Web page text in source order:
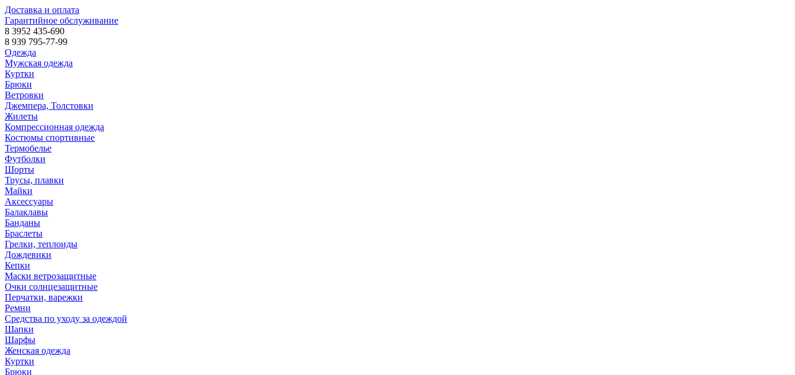
Доставка и оплата
Гарантийное обслуживание
8 3952 435-690
8 939 795-77-99
Одежда
Мужская одежда
Куртки
Брюки
Ветровки
Джемпера, Толстовки
Жилеты
Компрессионная одежда
Костюмы спортивные
Термобелье
Футболки
Шорты
Трусы, плавки
Майки
Аксессуары
Балаклавы
Банданы
Браслеты
Грелки, теплоиды
Дождевики
Кепки
Маски ветрозащитные
Очки солнцезащитные
Перчатки, варежки
Ремни
Средства по уходу за одеждой
Шапки
Шарфы
Женская одежда
Куртки
Брюки